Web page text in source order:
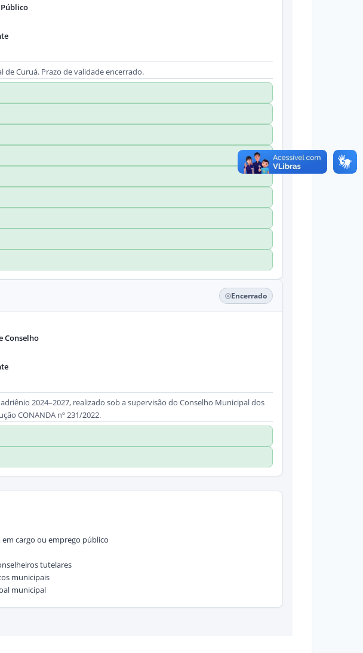
Curuá. Prazo de validade encerrado.
Encerrado
Conselho
2024–2027, realizado sob a supervisão do Conselho Municipal dos
CONANDA nº 231/2022.
cargo ou emprego público
tutelares
municipais
municipal